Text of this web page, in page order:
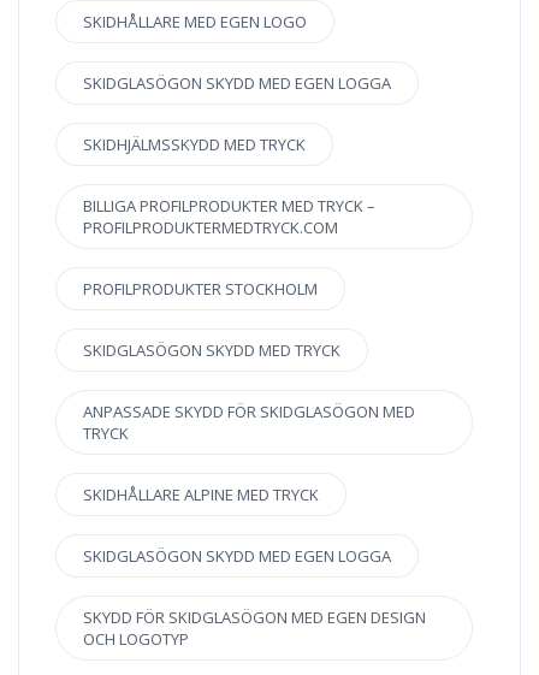
SKIDHÅLLARE MED EGEN LOGO
SKIDGLASÖGON SKYDD MED EGEN LOGGA
SKIDHJÄLMSSKYDD MED TRYCK
BILLIGA PROFILPRODUKTER MED TRYCK –
PROFILPRODUKTERMEDTRYCK.COM
PROFILPRODUKTER STOCKHOLM
SKIDGLASÖGON SKYDD MED TRYCK
ANPASSADE SKYDD FÖR SKIDGLASÖGON MED
TRYCK
SKIDHÅLLARE ALPINE MED TRYCK
SKIDGLASÖGON SKYDD MED EGEN LOGGA
SKYDD FÖR SKIDGLASÖGON MED EGEN DESIGN
OCH LOGOTYP